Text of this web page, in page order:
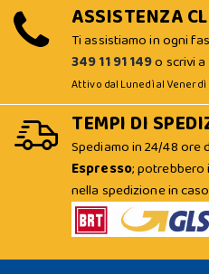
ASSISTENZA
Ti assistiamo in ogni
349 11 91 149o scrivi a
Attivo dal Lunedì al Venerdì
TEMPI DI
Spediamo in 24/48 ore
Espresso; potrebbero
nella spedizione in